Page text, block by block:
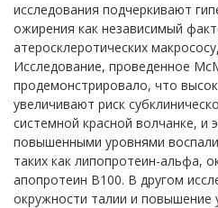
исследования подчеркивают
ожирения как независимый
атеросклеротических
Исследование, проведенное
продемонстрировало, что
увеличивают риск
системной красной волчанке, и
повышенными уровнями
таких как липопротеин-альфа,
апопротеин В100. В другом
окружности талии и повышение